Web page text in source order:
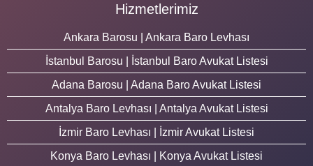
Hizmetlerimiz
Ankara Barosu | Ankara Baro Levhası
İstanbul Barosu | İstanbul Baro Avukat Listesi
Adana Barosu | Adana Baro Avukat Listesi
Antalya Baro Levhası | Antalya Avukat Listesi
İzmir Baro Levhası | İzmir Avukat Listesi
Konya Baro Levhası | Konya Avukat Listesi